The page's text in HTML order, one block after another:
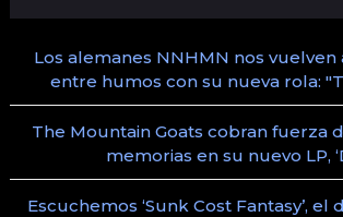
Los alemanes NNHMN nos vuelven
entre humos con su nueva rola:
The Mountain Goats cobran fuerza
memorias en su nuevo LP,
Escuchemos ‘Sunk Cost Fantasy’,